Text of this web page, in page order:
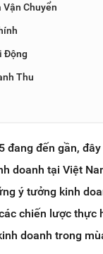
Chuyển
Động
Thu
đang đến gần,
doanh tại Việt
ý tưởng kinh
chiến lược thực
doanh trong